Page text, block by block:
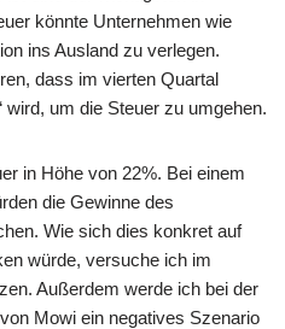
könnte Unternehmen wie
ins Ausland zu verlegen.
dass im vierten Quartal
wird, um die Steuer zu umgehen.
in Höhe von 22%. Bei einem
die Gewinne des
Wie sich dies konkret auf
würde, versuche ich im
Außerdem werde ich bei der
Mowi ein negatives Szenario